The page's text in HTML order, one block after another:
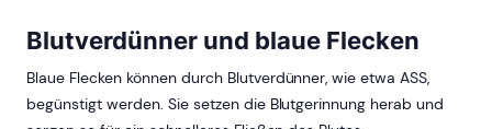
Blutverdünner und blaue Flecken
Blaue Flecken können durch Blutverdünner, wie etwa ASS,
begünstigt werden. Sie setzen die Blutgerinnung herab und